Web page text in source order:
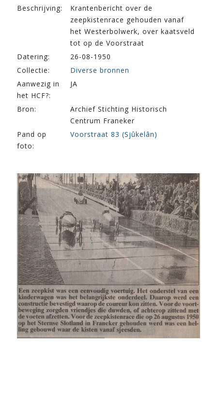
Beschrijving:
Krantenbericht over de
zeepkistenrace gehouden vanaf
het Westerbolwerk, over kaatsveld
tot op de Voorstraat
Datering:
26-08-1950
Collectie:
Diverse bronnen
Aanwezig in
het HCF?:
JA
Bron:
Archief Stichting Historisch
Centrum Franeker
Pand op
foto:
Voorstraat 83 (Sjûkelân)